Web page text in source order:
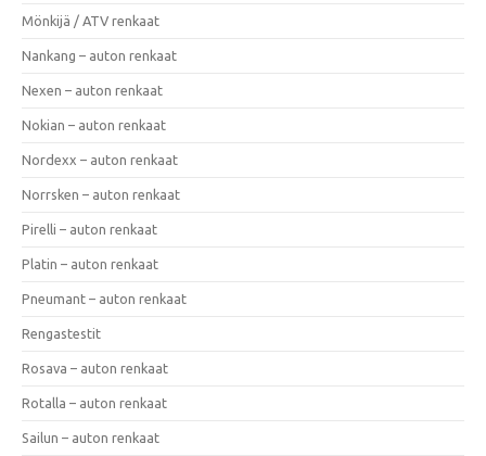
Mönkijä / ATV renkaat
Nankang – auton renkaat
Nexen – auton renkaat
Nokian – auton renkaat
Nordexx – auton renkaat
Norrsken – auton renkaat
Pirelli – auton renkaat
Platin – auton renkaat
Pneumant – auton renkaat
Rengastestit
Rosava – auton renkaat
Rotalla – auton renkaat
Sailun – auton renkaat